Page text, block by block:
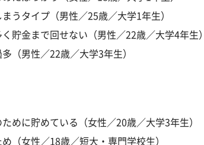
まうタイプ（男性／25歳／大学1年生）
く貯金まで回せない（男性／22歳／大学4年生）
（男性／22歳／大学3年生）
ために貯めている（女性／20歳／大学3年生）
め（女性／18歳／短大・専門学校生）